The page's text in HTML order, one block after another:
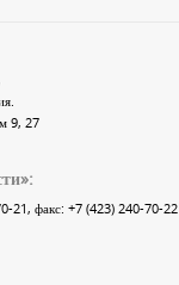
9, 27
»:
21, факс: +7 (423) 240-70-22